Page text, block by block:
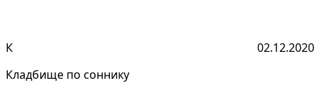
К
02.12.2020
Кладбище по соннику